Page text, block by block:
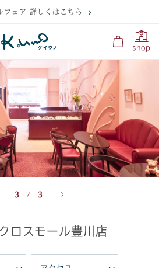
フェア 詳しくはこちら
shop
3 3
ロスモール豊川店